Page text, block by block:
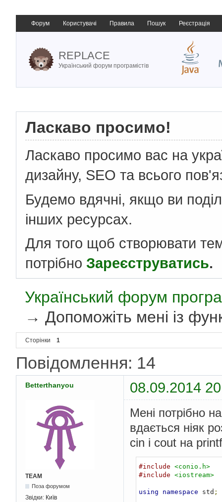
Форум Користувачі Правила Пошук Реєстрація
REPLACE
Український форум програмістів
Ласкаво просимо!
Ласкаво просимо вас на
дизайну, SEO та всього
Будемо вдячні, якщо ви
інших ресурсах.
Для того щоб створювати
потрібно Зареєструватись.
Український форум
→Допоможіть мені із
Сторінки 1
Повідомлення: 14
Betterthanyou 08.09.2014
TEAM
Поза форумом
Звідки: Київ
Мені потрібно
вдається ніяк
cin i cout на
#include <conio.h>
#include <iostream>
using namespace std ;